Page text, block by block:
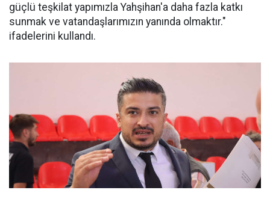
güçlü teşkilat yapımızla Yahşihan'a daha fazla katkı
sunmak ve vatandaşlarımızın yanında olmaktır."
ifadelerini kullandı.